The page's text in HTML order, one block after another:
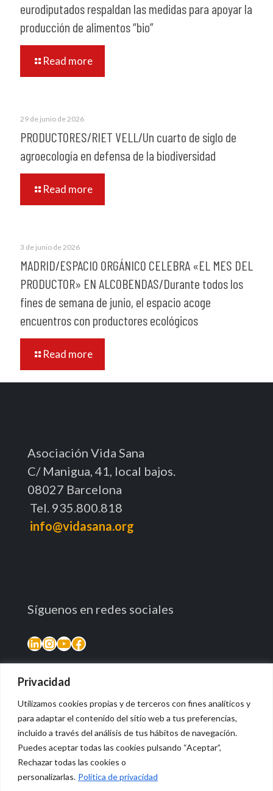
Privacidad
Utilizamos cookies propias y de terceros con fines analíticos y
para adaptar el contenido del sitio web a tus preferencias,
incluido a través del análisis de tus hábitos de navegación.
Puedes aceptar todas las cookies pulsando “Aceptar”,
Rechazar todas las cookies o
personalizarlas. Política de privacidad
eurodiputados respaldan las medidas para apoyar la
producción de alimentos “bio”
Read more
29 de junio de 2026
PRODUCTORES/RIET VELL/Un cuarto de siglo de
agroecología en defensa de la biodiversidad
Read more
3 de junio de 2026
MADRID/ESPACIO ORGÁNICO CELEBRA «EL MES DEL
PRODUCTOR» EN ALCOBENDAS/Durante todos los
fines de semana de junio, el espacio acoge
encuentros con productores ecológicos
Read more
Asociación Vida Sana
C/ Manigua, 41, local bajos.
08027 Barcelona
Tel. 935.800.818
info@vidasana.org
Síguenos en redes sociales
LinkedIn
Instagram
YouTube
Facebook
© 2026 Vidasana | All Rights Reserved